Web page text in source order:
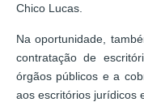
Chico Lucas.
Na oportunidade,
contratação de
órgãos públicos e a
aos escritórios jurídicos